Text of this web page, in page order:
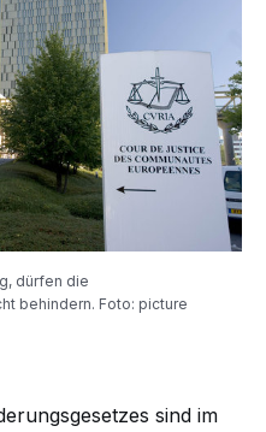
dürfen die
behindern. Foto: picture
sind im